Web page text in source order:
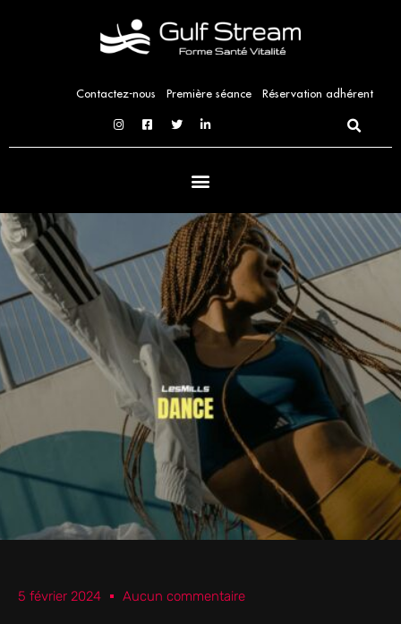
Contactez-nous Première séance Réservation adhérent
5 février 2024 Aucun commentaire